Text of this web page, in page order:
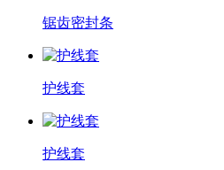
锯齿密封条
护线套
护线套